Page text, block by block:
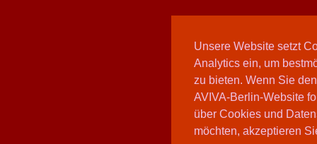
Unsere Website setzt
Analytics ein, um
zu bieten. Wenn Sie
AVIVA-Berlin-Website
über Cookies und
möchten, akzeptieren